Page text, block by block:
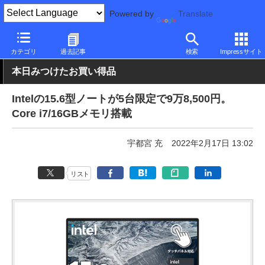
Powered by Translate
カテゴリ 過去記事 検索 Impressサイト
PC Watch パソコン/タブレット/スマートフォン NUC/小型パソコ
本日みつけたお買い得品
Intelの15.6型ノートが5台限定で9万8,500円。
Core i7/16GBメモリ搭載
宇都宮 充 2022年2月17日 13:02
リスト